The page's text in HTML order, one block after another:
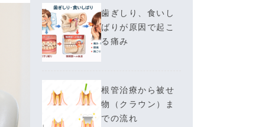
歯ぎしり、食いし
ばりが原因で起こ
る痛み
根管治療から被せ
物（クラウン）ま
での流れ